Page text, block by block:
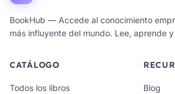
BookHub — Accede al conocimiento
más influyente del mundo. Lee, aprende
CATÁLOGO
Todos los libros Blog